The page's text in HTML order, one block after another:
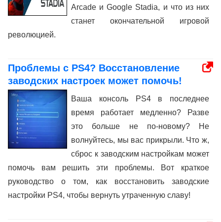
Arcade и Google Stadia, и что из них
станет окончательной игровой
революцией.
Проблемы с PS4? Восстановление
заводских настроек может помочь!
Ваша консоль PS4 в последнее
время работает медленно? Разве
это больше не по-новому? Не
волнуйтесь, мы вас прикрыли. Что ж,
сброс к заводским настройкам может
помочь вам решить эти проблемы. Вот краткое
руководство о том, как восстановить заводские
настройки PS4, чтобы вернуть утраченную славу!